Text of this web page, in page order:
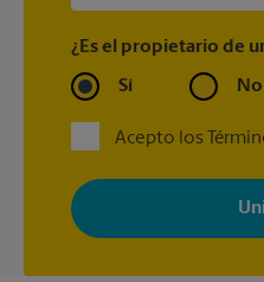
¿Es el propietario de
Sí No
Acepto los
Al registrarse, acepta recibir
Store con noticias, ofertas
adaptados a sus intereses.
momento. Para más